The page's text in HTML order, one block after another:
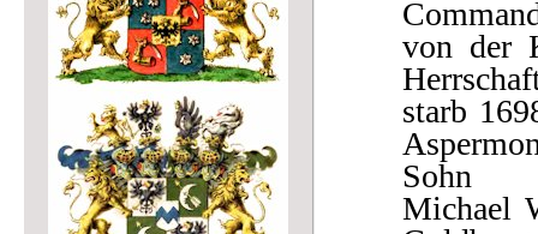
von der
starb
Sohn
Michael